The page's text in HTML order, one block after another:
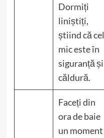
Dormiți
liniștiți,
știind că cel
mic este în
siguranță și
căldură.
Faceți din
ora de baie
un moment